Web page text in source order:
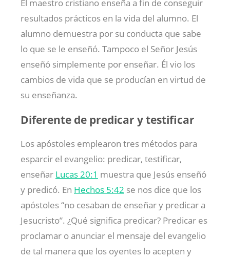
El maestro cristiano enseña a fin de conseguir
resultados prácticos en la vida del alumno. El
alumno demuestra por su conducta que sabe
lo que se le enseñó. Tampoco el Señor Jesús
enseñó simplemente por enseñar. Él vio los
cambios de vida que se producían en virtud de
su enseñanza.
Diferente de predicar y testificar
Los apóstoles emplearon tres métodos para
esparcir el evangelio: predicar, testificar,
enseñar Lucas 20:1 muestra que Jesús enseñó
y predicó. En Hechos 5:42 se nos dice que los
apóstoles “no cesaban de enseñar y predicar a
Jesucristo”. ¿Qué significa predicar? Predicar es
proclamar o anunciar el mensaje del evangelio
de tal manera que los oyentes lo acepten y